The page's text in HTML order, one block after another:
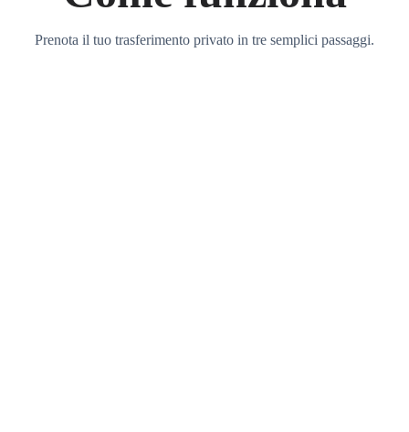
Prenota il tuo trasferimento privato in tre semplici passaggi.